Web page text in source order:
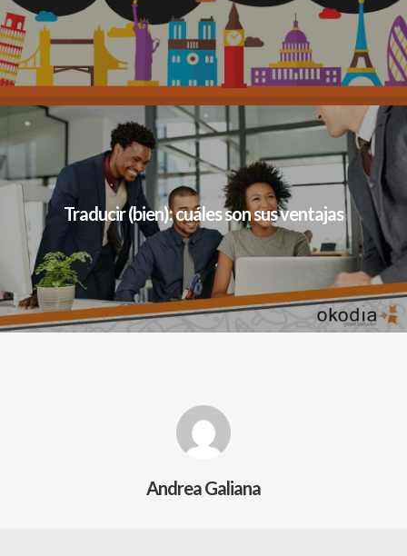
Traducir (bien): cuáles son sus ventajas
Andrea Galiana